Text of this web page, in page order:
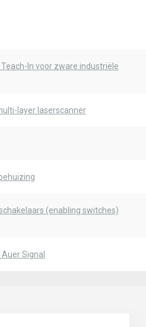
In voor zware industriële
layer laserscanner
(enabling switches)
Signal